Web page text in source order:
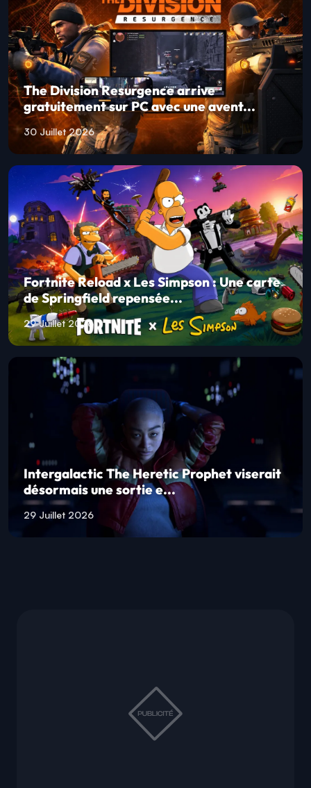
The Division Resurgence arrive
gratuitement sur PC avec une avent...
30 Juillet 2026
Fortnite Reload x Les Simpson : Une carte
de Springfield repensée...
29 Juillet 2026
Intergalactic The Heretic Prophet viserait
désormais une sortie e...
29 Juillet 2026